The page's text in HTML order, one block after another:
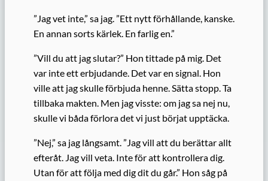
”Jag vet inte,” sa jag. ”Ett nytt förhållande, kanske.
En annan sorts kärlek. En farlig en.”
”Vill du att jag slutar?” Hon tittade på mig. Det
var inte ett erbjudande. Det var en signal. Hon
ville att jag skulle förbjuda henne. Sätta stopp. Ta
tillbaka makten. Men jag visste: om jag sa nej nu,
skulle vi båda förlora det vi just börjat upptäcka.
”Nej,” sa jag långsamt. ”Jag vill att du berättar allt
efteråt. Jag vill veta. Inte för att kontrollera dig.
Utan för att följa med dig dit du går.” Hon såg på